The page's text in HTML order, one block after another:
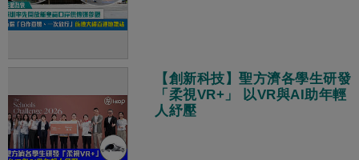
【創新科技】聖方濟各學生研發
「柔視VR+」 以VR與AI助年輕
人紓壓